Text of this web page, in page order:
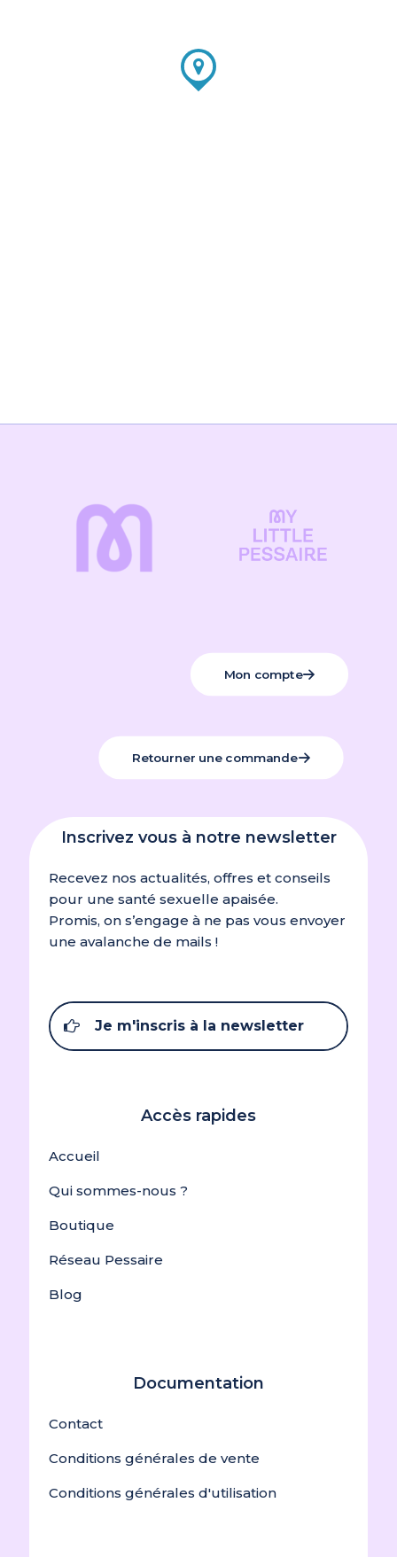
Mon compte
Retourner une commande
Inscrivez vous à notre newsletter
Recevez nos actualités, offres et conseils
pour une santé sexuelle apaisée.
Promis, on s’engage à ne pas vous envoyer
une avalanche de mails !
Je m'inscris à la newsletter
Accès rapides
Accueil
Qui sommes-nous ?
Boutique
Réseau Pessaire
Blog
Documentation
Contact
Conditions générales de vente
Conditions générales d'utilisation